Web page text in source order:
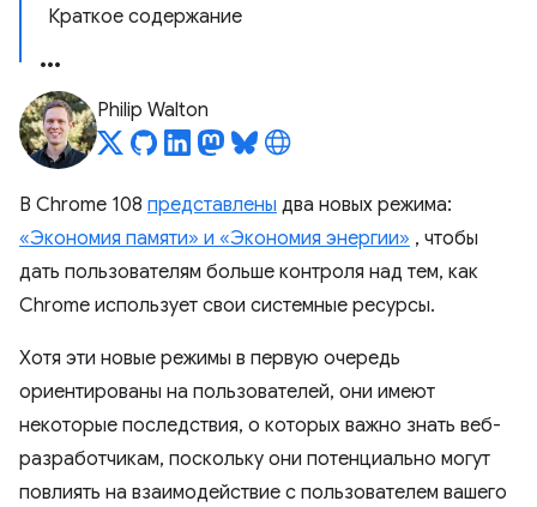
Краткое содержание
Philip Walton
В Chrome 108 представлены два новых режима:
«Экономия памяти» и «Экономия энергии» , чтобы
дать пользователям больше контроля над тем, как
Chrome использует свои системные ресурсы.
Хотя эти новые режимы в первую очередь
ориентированы на пользователей, они имеют
некоторые последствия, о которых важно знать веб-
разработчикам, поскольку они потенциально могут
повлиять на взаимодействие с пользователем вашего